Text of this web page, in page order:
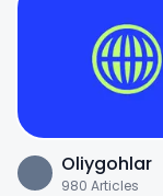
Oliygohlar
980 Articles